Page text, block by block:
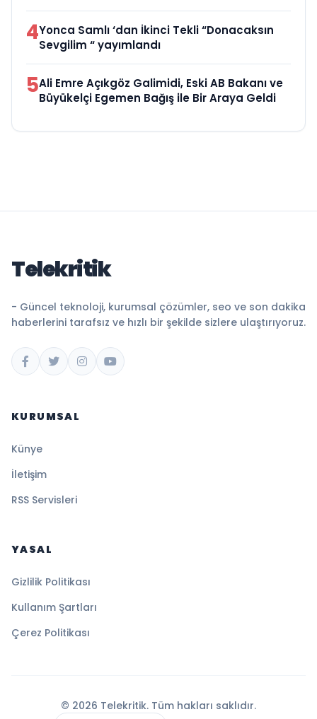
4Yonca Samlı ‘dan İkinci Tekli “Donacaksın
Sevgilim “ yayımlandı
5Ali Emre Açıkgöz Galimidi, Eski AB Bakanı ve
Büyükelçi Egemen Bağış ile Bir Araya Geldi
Telekritik
- Güncel teknoloji, kurumsal çözümler, seo ve son dakika
haberlerini tarafsız ve hızlı bir şekilde sizlere ulaştırıyoruz.
KURUMSAL
Künye
İletişim
RSS Servisleri
YASAL
Gizlilik Politikası
Kullanım Şartları
Çerez Politikası
© 2026 Telekritik. Tüm hakları saklıdır.